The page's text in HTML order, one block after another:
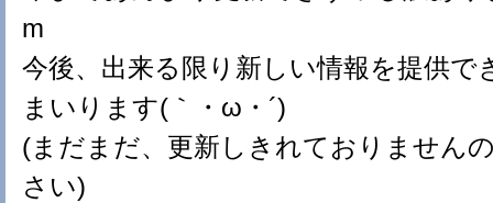
m
今後、出来る限り新しい情報を提供で
まいります(｀・ω・´)ゞ
(まだまだ、更新しきれておりません
さい)